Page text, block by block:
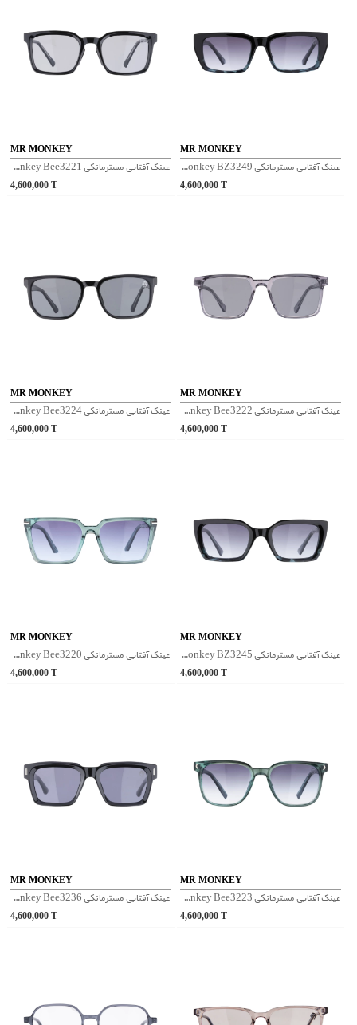
MR MONKEY
عینک آفتابی مسترمانکی Mr Monkey Bee3221 - مشکی
4,600,000T
MR MONKEY
عینک آفتابی مسترمانکی Mr Monkey BZ3249 - سرمه ای
4,600,000 T
MR MONKEY
عینک آفتابی مسترمانکی Mr Monkey Bee3224 - مشکی
4,600,000T
MR MONKEY
عینک آفتابی مسترمانکی Mr Monkey Bee3222 - شفاف طوسی
4,600,000 T
MR MONKEY
عینک آفتابی مسترمانکی Mr Monkey Bee3220 - آبی
4,600,000T
MR MONKEY
عینک آفتابی مسترمانکی Mr Monkey BZ3245 - مشکی آبی
4,600,000 T
MR MONKEY
عینک آفتابی مسترمانکی Mr Monkey Bee3236 - مشکی
4,600,000T
MR MONKEY
عینک آفتابی مسترمانکی Mr Monkey Bee3223 - آبی
4,600,000 T